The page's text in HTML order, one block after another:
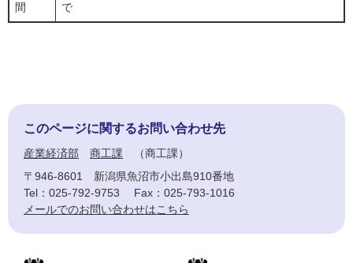
間
で
このページに関するお問い合わせ先
産業経済部 商工課
商工課
〒946-8601
新潟県魚沼市小出島910番地
Tel：025-792-9753
Fax：025-793-1016
メールでのお問い合わせはこちら